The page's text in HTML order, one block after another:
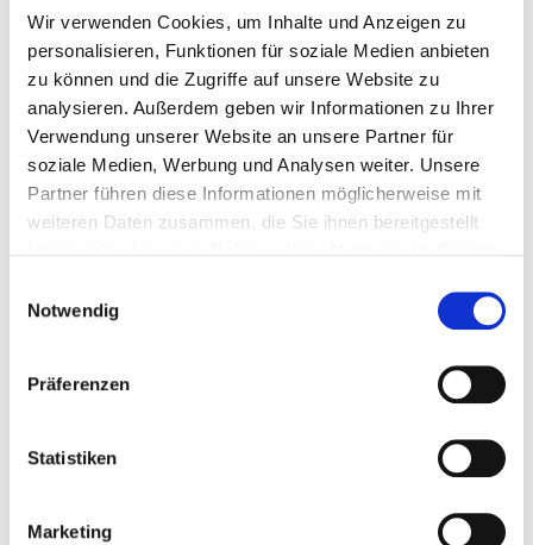
Wir verwenden Cookies, um Inhalte und Anzeigen zu
personalisieren, Funktionen für soziale Medien anbieten
zu können und die Zugriffe auf unsere Website zu
analysieren. Außerdem geben wir Informationen zu Ihrer
Verwendung unserer Website an unsere Partner für
soziale Medien, Werbung und Analysen weiter. Unsere
Partner führen diese Informationen möglicherweise mit
weiteren Daten zusammen, die Sie ihnen bereitgestellt
Notwendig
Präferenzen
Statistiken
Marketing
Die Anmeldung zu den jeweiligen Terminen ist jeweils bis
zweieinhalb Stunden vor Beginn möglich.
ZUR ANMELDUNG
Weitere Informationen sind in unter Vereinsservice >
Infos und Hilfen in der Coronazeitzu finden.